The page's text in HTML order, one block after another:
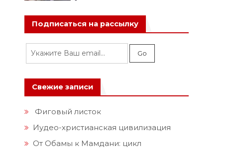
Подписаться на рассылку
Свежие записи
Фиговый листок
Иудео-христианская цивилизация
От Обамы к Мамдани: цикл